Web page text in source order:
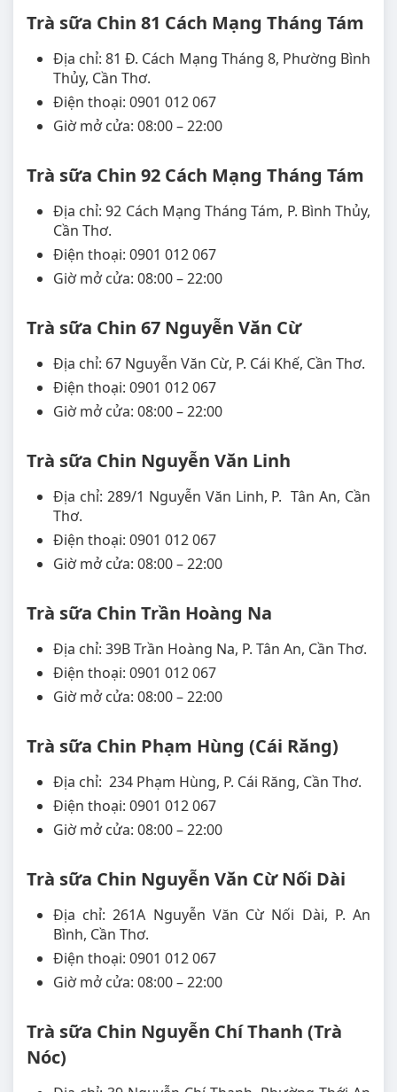
Trà sữa Chin 81 Cách Mạng Tháng Tám
Địa chỉ: 81 Đ. Cách Mạng Tháng 8, Phường Bình
Thủy, Cần Thơ.
Điện thoại: 0901 012 067
Giờ mở cửa: 08:00 – 22:00
Trà sữa Chin 92 Cách Mạng Tháng Tám
Địa chỉ: 92 Cách Mạng Tháng Tám, P. Bình Thủy,
Cần Thơ.
Điện thoại: 0901 012 067
Giờ mở cửa: 08:00 – 22:00
Trà sữa Chin 67 Nguyễn Văn Cừ
Địa chỉ: 67 Nguyễn Văn Cừ, P. Cái Khế, Cần Thơ.
Điện thoại: 0901 012 067
Giờ mở cửa: 08:00 – 22:00
Trà sữa Chin Nguyễn Văn Linh
Địa chỉ: 289/1 Nguyễn Văn Linh, P. Tân An, Cần
Thơ.
Điện thoại: 0901 012 067
Giờ mở cửa: 08:00 – 22:00
Trà sữa Chin Trần Hoàng Na
Địa chỉ: 39B Trần Hoàng Na, P. Tân An, Cần Thơ.
Điện thoại: 0901 012 067
Giờ mở cửa: 08:00 – 22:00
Trà sữa Chin Phạm Hùng (Cái Răng)
Địa chỉ: 234 Phạm Hùng, P. Cái Răng, Cần Thơ.
Điện thoại: 0901 012 067
Giờ mở cửa: 08:00 – 22:00
Trà sữa Chin Nguyễn Văn Cừ Nối Dài
Địa chỉ: 261A Nguyễn Văn Cừ Nối Dài, P. An
Bình, Cần Thơ.
Điện thoại: 0901 012 067
Giờ mở cửa: 08:00 – 22:00
Trà sữa Chin Nguyễn Chí Thanh (Trà
Nóc)